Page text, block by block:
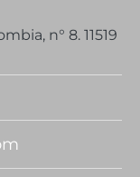
n° 8. 11519